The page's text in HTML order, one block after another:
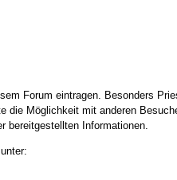
Forum eintragen. Besonders
die Möglichkeit mit anderen
bereitgestellten Informationen.